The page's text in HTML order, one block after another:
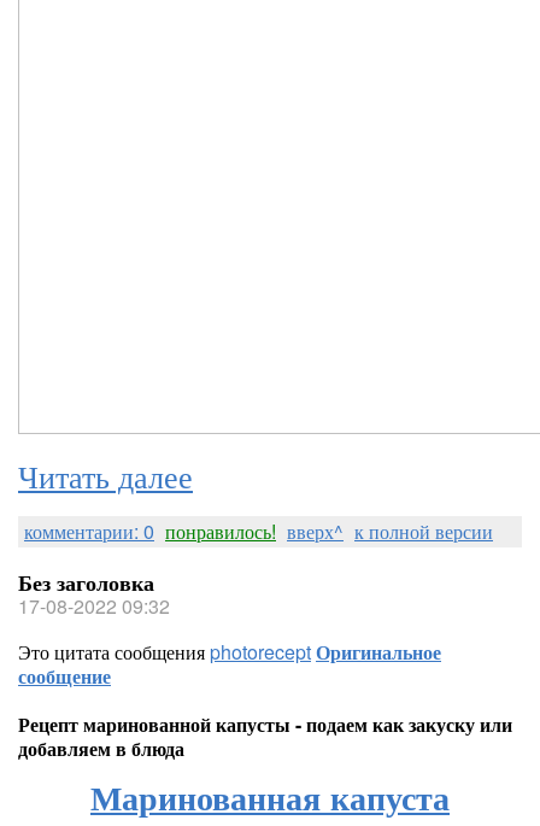
Читать далее
комментарии: 0 понравилось! вверх^ к полной версии
Без заголовка
17-08-2022 09:32
Это цитата сообщенияphotoreceptОригинальное
сообщение
Рецепт маринованной капусты - подаем как закуску или
добавляем в блюда
Маринованная капуста